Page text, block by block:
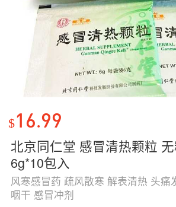
$16.99
北京同仁堂 感冒清热颗粒
6g*10包入
风寒感冒药 疏风散寒 解表清热 头痛
咽干 感冒冲剂